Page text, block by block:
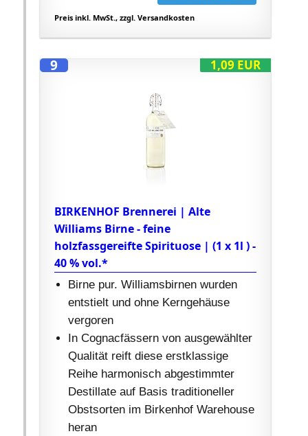
Preis inkl. MwSt., zzgl. Versandkosten
1,09 EUR
9
BIRKENHOF Brennerei | Alte
Williams Birne - feine
holzfassgereifte Spirituose | (1 x 1l ) -
40 % vol.*
Birne pur. Williamsbirnen wurden
entstielt und ohne Kerngehäuse
vergoren
In Cognacfässern von ausgewählter
Qualität reift diese erstklassige
Reihe harmonisch abgestimmter
Destillate auf Basis traditioneller
Obstsorten im Birkenhof Warehouse
heran